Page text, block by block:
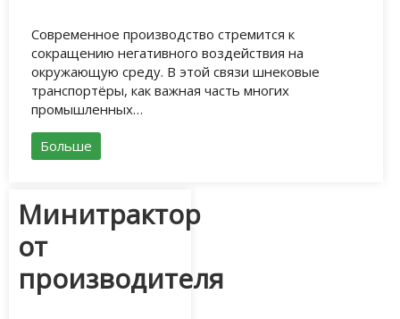
Современное производство стремится к
сокращению негативного воздействия на
окружающую среду. В этой связи шнековые
транспортёры, как важная часть многих
промышленных…
Больше
Минитрактор
от
производителя